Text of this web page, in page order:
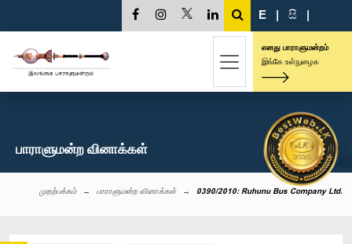
E | සි |
எனது பாராளுமன்றம்
இங்கே உள்நுழைக
பாராளுமன்ற வினாக்கள்
முதற்பக்கம் பாராளுமன்ற வினாக்கள் 0390/2010: Ruhunu Bus Company Ltd.